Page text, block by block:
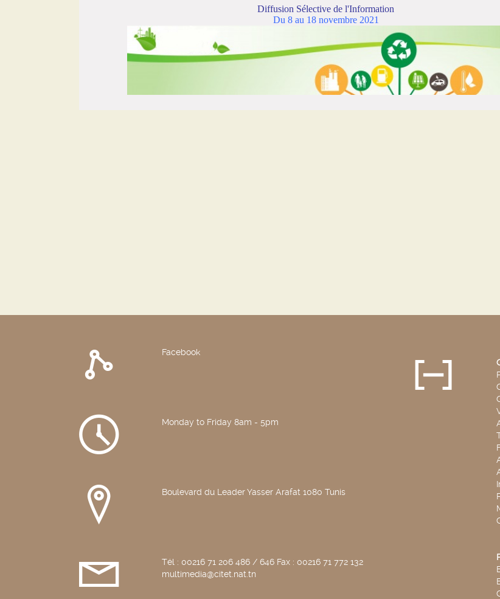
Facebook
Monday to Friday 8am - 5pm
Boulevard du Leader Yasser Arafat 1080 Tunis
Tél : 00216 71 206 486 / 646 Fax : 00216 71 772 132
multimedia@citet.nat.tn